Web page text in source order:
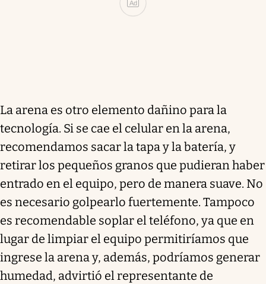
Ad
La arena es otro elemento dañino para la
tecnología. Si se cae el celular en la arena,
recomendamos sacar la tapa y la batería, y
retirar los pequeños granos que pudieran haber
entrado en el equipo, pero de manera suave. No
es necesario golpearlo fuertemente. Tampoco
es recomendable soplar el teléfono, ya que en
lugar de limpiar el equipo permitiríamos que
ingrese la arena y, además, podríamos generar
humedad, advirtió el representante de